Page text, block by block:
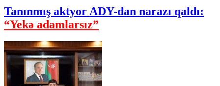
Tanınmış aktyor ADY-dan narazı qaldı:
“Yekə adamlarsız”